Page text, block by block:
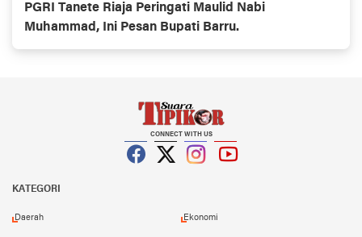
PGRI Tanete Riaja Peringati Maulid Nabi
Muhammad, Ini Pesan Bupati Barru.
CONNECT WITH US
KATEGORI
Daerah Ekonomi